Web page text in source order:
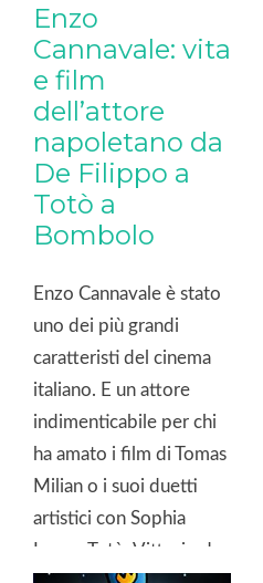
Enzo
Cannavale: vita
e film
dell’attore
napoletano da
De Filippo a
Totò a
Bombolo
Enzo Cannavale è stato
uno dei più grandi
caratteristi del cinema
italiano. E un attore
indimenticabile per chi
ha amato i film di Tomas
Milian o i suoi duetti
artistici con Sophia
Loren, Totò, Vittorio de